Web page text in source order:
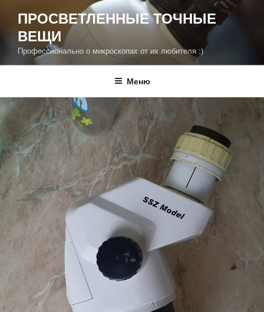
содержимому
ПРОСВЕТЛЕННЫЕ ТОЧНЫЕ
ВЕЩИ
Профессионально о микроскопах от их любителя :)
Меню